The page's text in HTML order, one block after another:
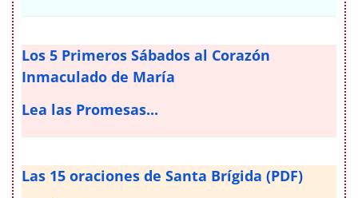
Los 5 Primeros Sábados al Corazón
Inmaculado de María
Lea las Promesas...
Las 15 oraciones de Santa Brígida (PDF)